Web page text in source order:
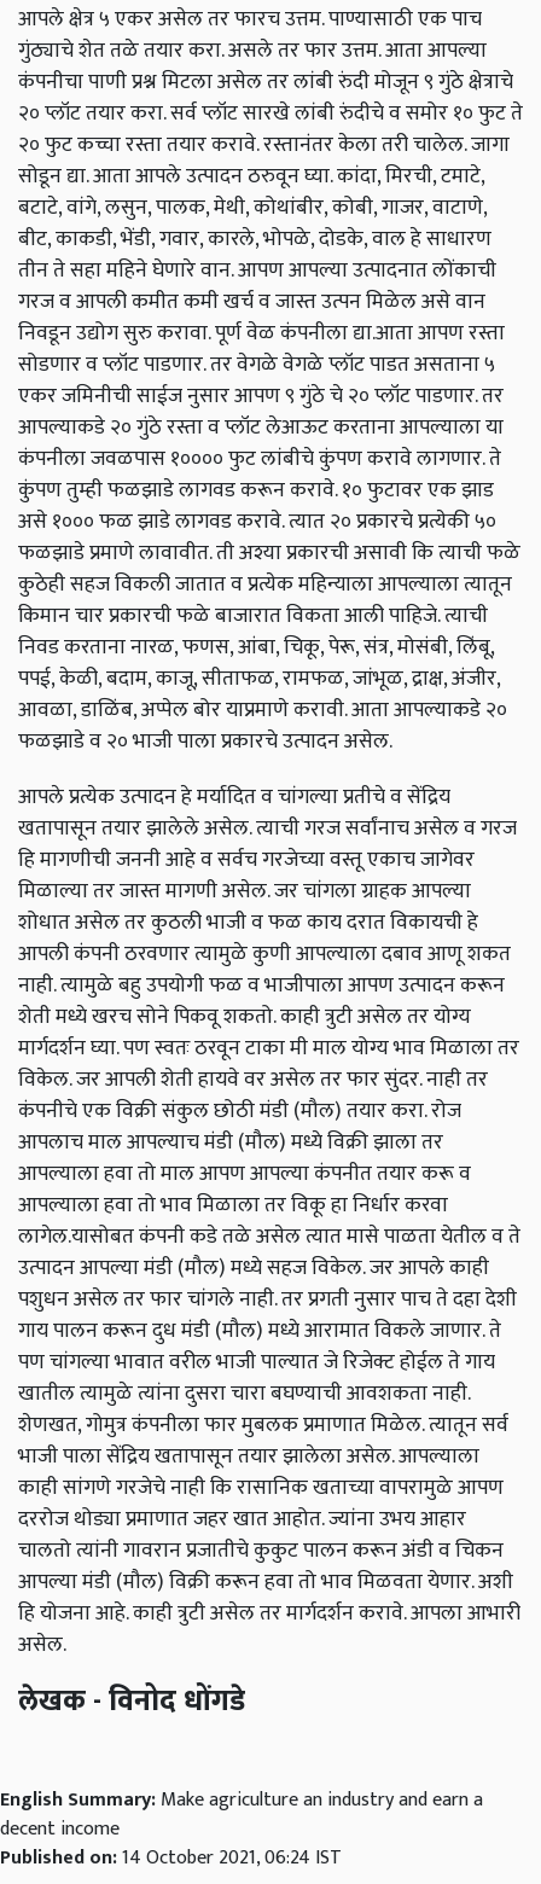
आपले क्षेत्र ५ एकर असेल तर फारच उत्तम. पाण्यासाठी एक पाच
गुंठ्याचे शेत तळे तयार करा. असले तर फार उत्तम. आता आपल्या
कंपनीचा पाणी प्रश्न मिटला असेल तर लांबी रुंदी मोजून ९ गुंठे क्षेत्राचे
२० प्लॉट तयार करा. सर्व प्लॉट सारखे लांबी रुंदीचे व समोर १० फुट ते
२० फुट कच्चा रस्ता तयार करावे. रस्तानंतर केला तरी चालेल. जागा
सोडून द्या. आता आपले उत्पादन ठरुवून घ्या. कांदा, मिरची, टमाटे,
बटाटे, वांगे, लसुन, पालक, मेथी, कोथांबीर, कोबी, गाजर, वाटाणे,
बीट, काकडी, भेंडी, गवार, कारले, भोपळे, दोडके, वाल हे साधारण
तीन ते सहा महिने घेणारे वान. आपण आपल्या उत्पादनात लोंकाची
गरज व आपली कमीत कमी खर्च व जास्त उत्पन मिळेल असे वान
निवडून उद्योग सुरु करावा. पूर्ण वेळ कंपनीला द्या.आता आपण रस्ता
सोडणार व प्लॉट पाडणार. तर वेगळे वेगळे प्लॉट पाडत असताना ५
एकर जमिनीची साईज नुसार आपण ९ गुंठे चे २० प्लॉट पाडणार. तर
आपल्याकडे २० गुंठे रस्ता व प्लॉट लेआऊट करताना आपल्याला या
कंपनीला जवळपास १०००० फुट लांबीचे कुंपण करावे लागणार. ते
कुंपण तुम्ही फळझाडे लागवड करून करावे. १० फुटावर एक झाड
असे १००० फळ झाडे लागवड करावे. त्यात २० प्रकारचे प्रत्येकी ५०
फळझाडे प्रमाणे लावावीत. ती अश्या प्रकारची असावी कि त्याची फळे
कुठेही सहज विकली जातात व प्रत्येक महिन्याला आपल्याला त्यातून
किमान चार प्रकारची फळे बाजारात विकता आली पाहिजे. त्याची
निवड करताना नारळ, फणस, आंबा, चिकू, पेरू, संत्र, मोसंबी, लिंबू,
पपई, केळी, बदाम, काजू, सीताफळ, रामफळ, जांभूळ, द्राक्ष, अंजीर,
आवळा, डाळिंब, अप्पेल बोर याप्रमाणे करावी. आता आपल्याकडे २०
फळझाडे व २० भाजी पाला प्रकारचे उत्पादन असेल.
आपले प्रत्येक उत्पादन हे मर्यादित व चांगल्या प्रतीचे व सेंद्रिय
खतापासून तयार झालेले असेल. त्याची गरज सर्वांनाच असेल व गरज
हि मागणीची जननी आहे व सर्वच गरजेच्या वस्तू एकाच जागेवर
मिळाल्या तर जास्त मागणी असेल. जर चांगला ग्राहक आपल्या
शोधात असेल तर कुठली भाजी व फळ काय दरात विकायची हे
आपली कंपनी ठरवणार त्यामुळे कुणी आपल्याला दबाव आणू शकत
नाही. त्यामुळे बहु उपयोगी फळ व भाजीपाला आपण उत्पादन करून
शेती मध्ये खरच सोने पिकवू शकतो. काही त्रुटी असेल तर योग्य
मार्गदर्शन घ्या. पण स्वतः ठरवून टाका मी माल योग्य भाव मिळाला तर
विकेल. जर आपली शेती हायवे वर असेल तर फार सुंदर. नाही तर
कंपनीचे एक विक्री संकुल छोठी मंडी (मौल) तयार करा. रोज
आपलाच माल आपल्याच मंडी (मौल) मध्ये विक्री झाला तर
आपल्याला हवा तो माल आपण आपल्या कंपनीत तयार करू व
आपल्याला हवा तो भाव मिळाला तर विकू हा निर्धार करवा
लागेल.यासोबत कंपनी कडे तळे असेल त्यात मासे पाळता येतील व ते
उत्पादन आपल्या मंडी (मौल) मध्ये सहज विकेल. जर आपले काही
पशुधन असेल तर फार चांगले नाही. तर प्रगती नुसार पाच ते दहा देशी
गाय पालन करून दुध मंडी (मौल) मध्ये आरामात विकले जाणार. ते
पण चांगल्या भावात वरील भाजी पाल्यात जे रिजेक्ट होईल ते गाय
खातील त्यामुळे त्यांना दुसरा चारा बघण्याची आवशकता नाही.
शेणखत, गोमुत्र कंपनीला फार मुबलक प्रमाणात मिळेल. त्यातून सर्व
भाजी पाला सेंद्रिय खतापासून तयार झालेला असेल. आपल्याला
काही सांगणे गरजेचे नाही कि रासानिक खताच्या वापरामुळे आपण
दररोज थोड्या प्रमाणात जहर खात आहोत. ज्यांना उभय आहार
चालतो त्यांनी गावरान प्रजातीचे कुकुट पालन करून अंडी व चिकन
आपल्या मंडी (मौल) विक्री करून हवा तो भाव मिळवता येणार. अशी
हि योजना आहे. काही त्रुटी असेल तर मार्गदर्शन करावे. आपला आभारी
असेल.
लेखक - विनोद धोंगडे
English Summary:Make agriculture an industry and earn a
decent income
Published on:14 October 2021, 06:24 IST